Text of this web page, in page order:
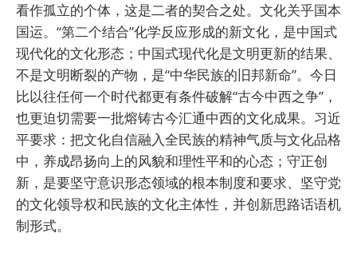
看作孤立的个体，这是二者的契合之处。文化关乎国本
国运。“第二个结合”化学反应形成的新文化，是中国式
现代化的文化形态；中国式现代化是文明更新的结果、
不是文明断裂的产物，是“中华民族的旧邦新命”。今日
比以往任何一个时代都更有条件破解“古今中西之争”，
也更迫切需要一批熔铸古今汇通中西的文化成果。习近
平要求：把文化自信融入全民族的精神气质与文化品格
中，养成昂扬向上的风貌和理性平和的心态；守正创
新，是要坚守意识形态领域的根本制度和要求、坚守党
的文化领导权和民族的文化主体性，并创新思路话语机
制形式。